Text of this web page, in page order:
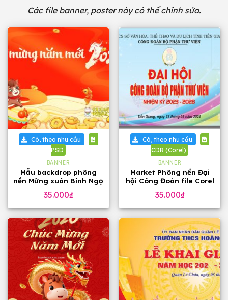
Các file banner, poster này có thể chỉnh sửa.
Có, theo nhu cầu
PSD
BANNER
Mẫu backdrop phông
nền Mừng xuân Bính Ngọ
35.000₫
Có, theo nhu cầu
CDR (Corel)
BANNER
Market Phông nền Đại
hội Công Đoàn file Corel
35.000₫